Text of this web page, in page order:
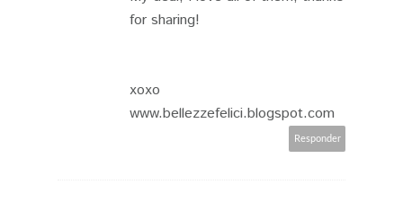
for sharing!
xoxo
www.bellezzefelici.blogspot.com
Responder